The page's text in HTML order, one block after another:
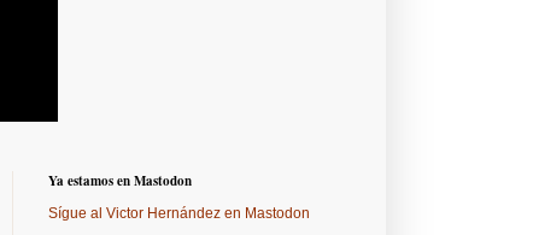
Ya estamos en Mastodon
Sígue al Victor Hernández en Mastodon